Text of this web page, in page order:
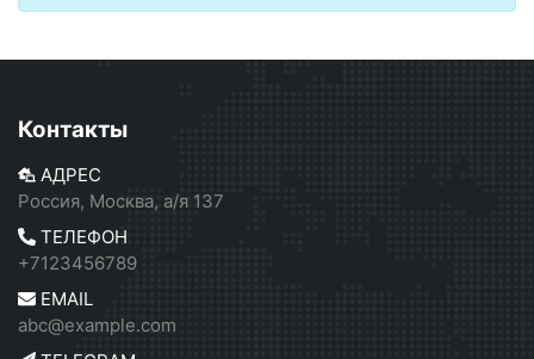
Контакты
АДРЕС
Россия, Москва, а/я 137
ТЕЛЕФОН
+7123456789
EMAIL
abc@example.com